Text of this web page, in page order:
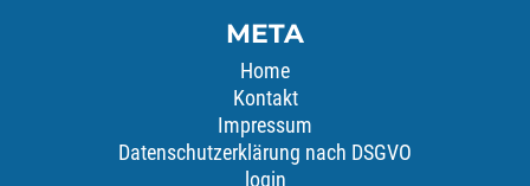
META
Home
Kontakt
Impressum
Datenschutzerklärung nach DSGVO
login